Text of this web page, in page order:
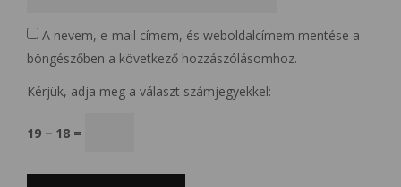
A nevem, e-mail címem, és weboldalcímem mentése a
böngészőben a következő hozzászólásomhoz.
Kérjük, adja meg a választ számjegyekkel:
19 − 18 =